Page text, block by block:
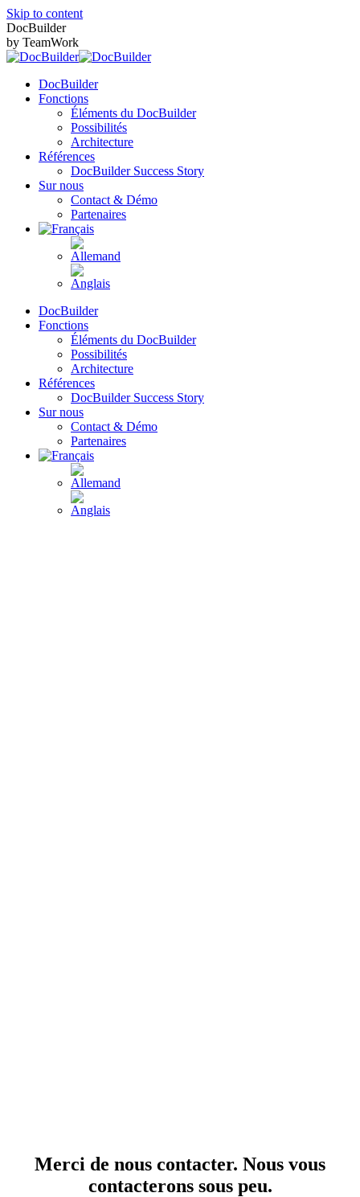
Skip to content
DocBuilder
by TeamWork
DocBuilder
Fonctions
Éléments du DocBuilder
Possibilités
Architecture
Références
DocBuilder Success Story
Sur nous
Contact & Démo
Partenaires
DocBuilder
Fonctions
Éléments du DocBuilder
Possibilités
Architecture
Références
DocBuilder Success Story
Sur nous
Contact & Démo
Partenaires
Merci de nous contacter. Nous vous
contacterons sous peu.